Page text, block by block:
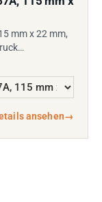
mm x 22 mm,
ansehen→